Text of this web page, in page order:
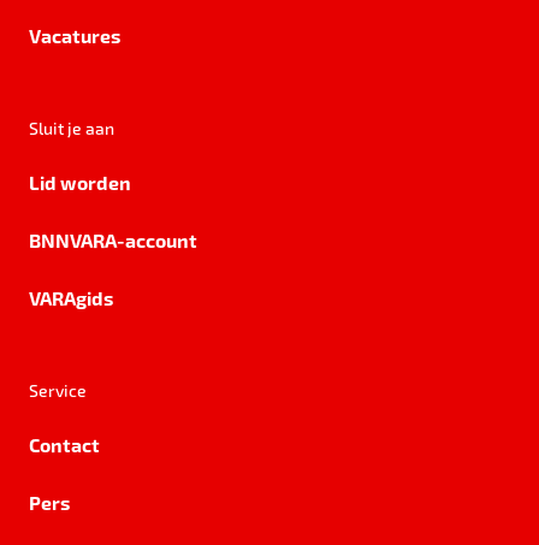
Vacatures
Sluit je aan
Lid worden
BNNVARA-account
VARAgids
Service
Contact
Pers